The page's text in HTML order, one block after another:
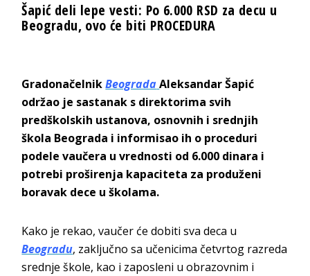
Šapić deli lepe vesti: Po 6.000 RSD za decu u
Beogradu, ovo će biti PROCEDURA
GradonačelnikBeogradaAleksandar Šapić
održao je sastanak s direktorima svih
predškolskih ustanova, osnovnih i srednjih
škola Beograda i informisao ih o proceduri
podele vaučera u vrednosti od 6.000 dinara i
potrebi proširenja kapaciteta za produženi
boravak dece u školama.
Kako je rekao, vaučer će dobiti sva deca u
Beogradu, zaključno sa učenicima četvrtog razreda
srednje škole, kao i zaposleni u obrazovnim i